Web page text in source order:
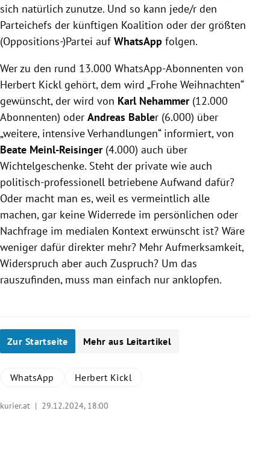
sich natürlich zunutze. Und so kann jede/r den
Parteichefs der künftigen Koalition oder der größten
(Oppositions-)Partei aufWhatsApp folgen.
Wer zu den rund 13.000 WhatsApp-Abonnenten von
Herbert Kickl gehört, dem wird „Frohe Weihnachten“
gewünscht, der wird von Karl Nehammer(12.000
Abonnenten) oder Andreas Babler (6.000) über
„weitere, intensive Verhandlungen“ informiert, von
Beate Meinl-Reisinger(4.000) auch über
Wichtelgeschenke. Steht der private wie auch
politisch-professionell betriebene Aufwand dafür?
Oder macht man es, weil es vermeintlich alle
machen, gar keine Widerrede im persönlichen oder
Nachfrage im medialen Kontext erwünscht ist? Wäre
weniger dafür direkter mehr? Mehr Aufmerksamkeit,
Widerspruch aber auch Zuspruch? Um das
rauszufinden, muss man einfach nur anklopfen.
Zur Startseite Mehr aus Leitartikel
WhatsApp Herbert Kickl
kurier.at | 29.12.2024, 18:00